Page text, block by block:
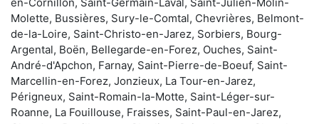
Molette, Bussières, Sury-le-Comtal, Chevrières, Belmont-
de-la-Loire, Saint-Christo-en-Jarez, Sorbiers, Bourg-
Argental, Boën, Bellegarde-en-Forez, Ouches, Saint-
André-d'Apchon, Farnay, Saint-Pierre-de-Boeuf, Saint-
Marcellin-en-Forez, Jonzieux, La Tour-en-Jarez,
Périgneux, Saint-Romain-la-Motte, Saint-Léger-sur-
Roanne, La Fouillouse, Fraisses, Saint-Paul-en-Jarez,